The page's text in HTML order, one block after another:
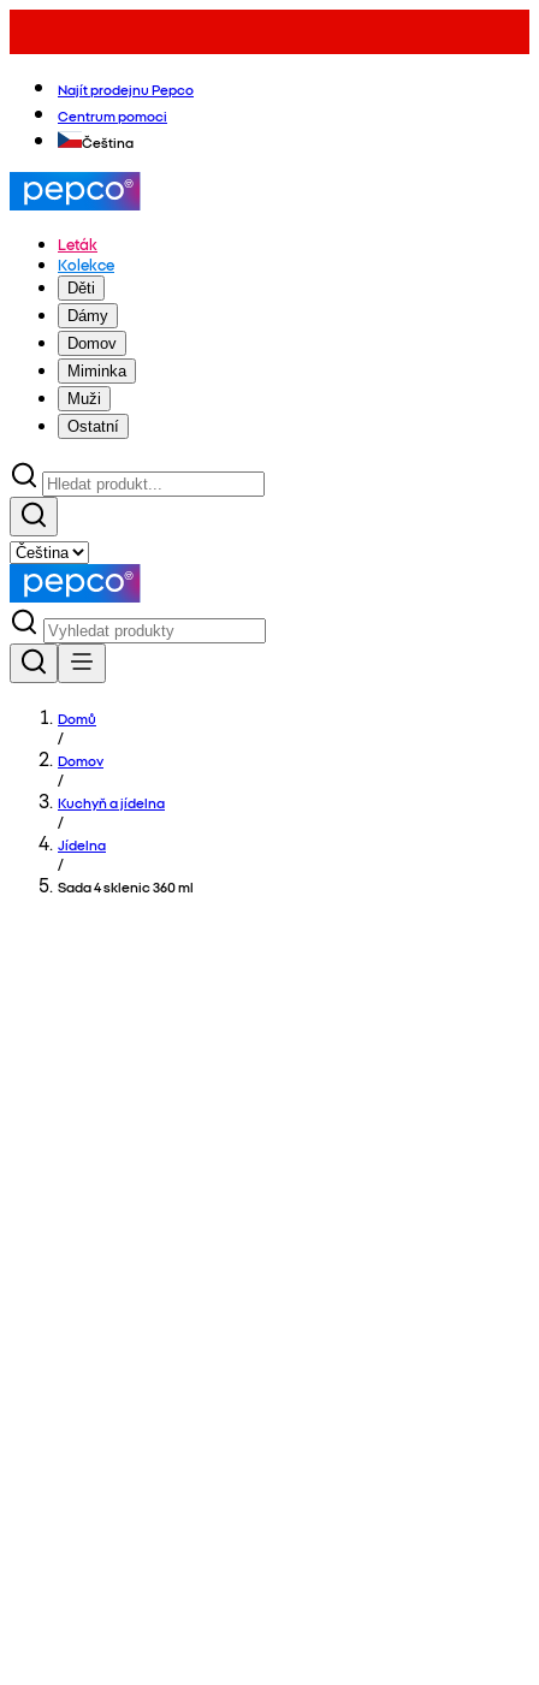
Najít prodejnu Pepco
Centrum pomoci
Čeština
Leták
Kolekce
Děti
Dámy
Domov
Miminka
Muži
Ostatní
Domů
/
Domov
/
Kuchyň a jídelna
/
Jídelna
/
Sada 4 sklenic 360 ml